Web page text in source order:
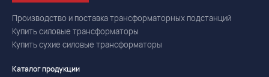
Производство и поставка трансформаторных подстанций
Купить силовые трансформаторы
Купить сухие силовые трансформаторы
Каталог продукции